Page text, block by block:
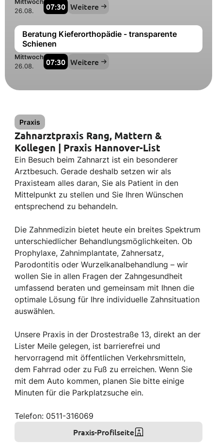
Mittwoch
26.08.
07:30 Weitere
Beratung Kieferorthopädie - transparente
Schienen
Mittwoch
26.08.
07:30 Weitere
Praxis
Zahnarztpraxis Rang, Mattern &
Kollegen | Praxis Hannover-List
Ein Besuch beim Zahnarzt ist ein besonderer
Arztbesuch. Gerade deshalb setzen wir als
Praxisteam alles daran, Sie als Patient in den
Mittelpunkt zu stellen und Sie Ihren Wünschen
entsprechend zu behandeln.
Die Zahnmedizin bietet heute ein breites Spektrum
unterschiedlicher Behandlungsmöglichkeiten. Ob
Prophylaxe, Zahnimplantate, Zahnersatz,
Parodontitis oder Wurzelkanalbehandlung – wir
wollen Sie in allen Fragen der Zahngesundheit
umfassend beraten und gemeinsam mit Ihnen die
optimale Lösung für Ihre individuelle Zahnsituation
auswählen.
Unsere Praxis in der Drostestraße 13, direkt an der
Lister Meile gelegen, ist barrierefrei und
hervorragend mit öffentlichen Verkehrsmitteln,
dem Fahrrad oder zu Fuß zu erreichen. Wenn Sie
mit dem Auto kommen, planen Sie bitte einige
Minuten für die Parkplatzsuche ein.
Telefon: 0511-316069
Praxis-Profilseite